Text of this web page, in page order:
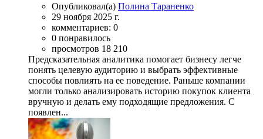
Опубликовал(а) Полина Тараненко
29 ноября 2025 г.
комментариев: 0
0 понравилось
просмотров 18 210
Предсказательная аналитика помогает бизнесу легче
понять целевую аудиторию и выбрать эффективные
способы повлиять на ее поведение. Раньше компании
могли только анализировать историю покупок клиента
вручную и делать ему подходящие предложения. С
появлен...